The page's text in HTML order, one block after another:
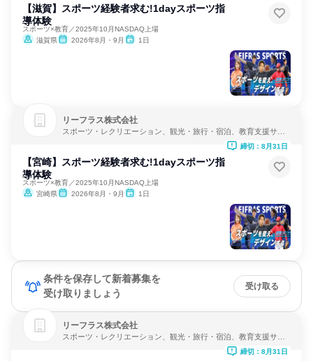
【滋賀】スポーツ経験者求む!1dayスポーツ指
導体験
スポーツ×教育／2025年10月NASDAQ上場
滋賀県
2026年8月・9月 1日
リーフラス株式会社
スポーツ・レクリエーション、観光・旅行・宿泊、教育支援サー
【宮崎】スポーツ経験者求む!1dayスポーツ指
導体験
スポーツ×教育／2025年10月NASDAQ上場
宮崎県
2026年8月・9月 1日
締切：8月31日
条件を保存して新着募集を
受け取りましょう
受け取る
リーフラス株式会社
スポーツ・レクリエーション、観光・旅行・宿泊、教育支援サー
締切：8月31日